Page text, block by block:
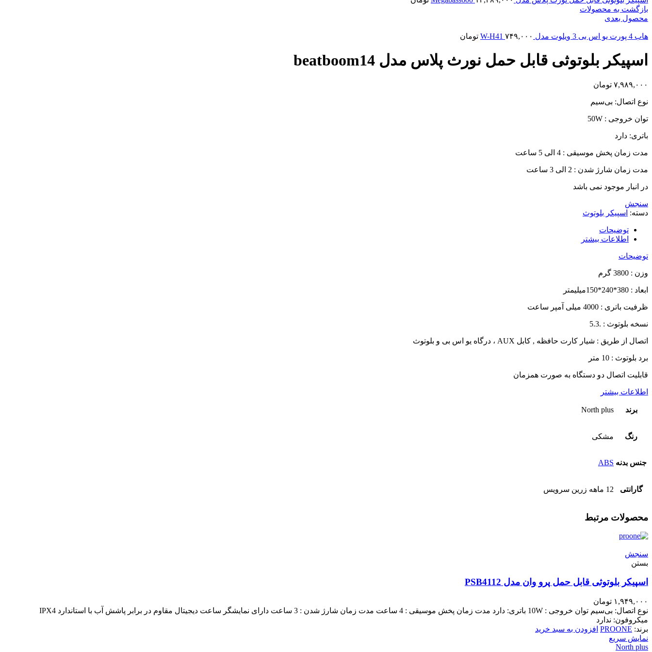
بازگشت به محصولات
محصول بعدی
هاب 4 پورت یو اس بی 3 ویلوت مدل W-H41 ۷۴۹,۰۰۰ تومان
اسپیکر بلوتوثی قابل حمل نورث پلاس مدل beatboom14
۷,۹۸۹,۰۰۰ تومان
نوع اتصال: بی‌سیم
توان خروجی : 50W
باتری: دارد
مدت زمان پخش موسیقی : 4 الی 5 ساعت
مدت زمان شارژ شدن : 2 الی 3 ساعت
در انبار موجود نمی باشد
سنجش
دسته: اسپیکر بلوتوث
توضیحات
اطلاعات بیشتر
توضیحات
وزن : 3800 گرم
ابعاد : 380*240*150میلیمتر
ظرفیت باتری : 4000 میلی آمپر ساعت
نسخه بلوتوث : .5.3
اتصال از طریق : شیار کارت حافظه , کابل AUX ، درگاه یو اس بی و بلوتوث
برد بلوتوث : 10 متر
قابلیت اتصال دو دستگاه به صورت همزمان
اطلاعات بیشتر
برند North plus
رنگ مشکی
جنس بدنه ABS
گارانتی 12 ماهه زرین سرویس
محصولات مرتبط
سنجش
بستن
اسپیکر بلوتوثی قابل حمل پرو وان مدل PSB4112
۱,۹۴۹,۰۰۰ تومان
نوع اتصال: بی‌سیم توان خروجی : 10W باتری: دارد مدت زمان پخش موسیقی : 4 ساعت مدت زمان شارژ شدن : 3 ساعت دارای نمایشگر ساعت دیجیتال مقاوم در برابر پاشش آب با استاندارد IPX4
میکروفون: ندارد
برند: PROONE افزودن به سبد خرید
نمایش سریع
North plus